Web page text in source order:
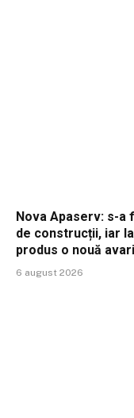
Nova Apaserv: s-a
de construcții, iar
produs o nouă
6 august 2026